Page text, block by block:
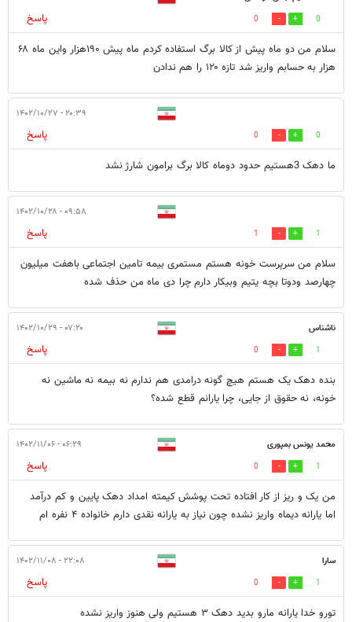
0
0
پاسخ
سلام من دو ماه پيش از کالا برگ استفاده کردم‌ ماه پیش ۱۹۰هزار واين ماه ۶۸
هزار به‌ حسابم واريز شد تازه ۱۲۰ را هم ندادن
۲۰:۳۹ - ۱۴۰۲/۱۰/۲۷
0
0
پاسخ
ما دهک 3هستیم حدود دوماه کالا برگ برامون شارژ نشد
۰۹:۵۸ - ۱۴۰۲/۱۰/۲۸
1
1
پاسخ
سلام من سرپرست خونه هستم مستمری بیمه تامین اجتماعی باهفت میلیون
چهارصد ودوتا بچه یتیم وبیکار دارم چرا دی ماه من حذف شده
ناشناس ۰۷:۲۰ - ۱۴۰۲/۱۰/۲۹
1
0
پاسخ
بنده دهک یک هستم هیچ گونه درامدی هم ندارم نه بیمه نه ماشین نه
خونه، نه حقوق از جایی، چرا یارانم قطع شده؟
محمد یونس بمپوری ۰۶:۲۹ - ۱۴۰۲/۱۱/۰۶
1
0
پاسخ
من یک و ریز از کار افتاده تحت پوشش کیمته امداد دهک پایین و کم درآمد
اما یارانه دیماه واریز نشده چون نیاز به یارانه نقدی دارم خانواده ۴ نفره ام
سارا ۲۲:۰۸ - ۱۴۰۲/۱۱/۰۸
1
0
پاسخ
تورو خدا یارانه مارو بدید دهک ۳ هستیم ولی هنوز واریز نشده